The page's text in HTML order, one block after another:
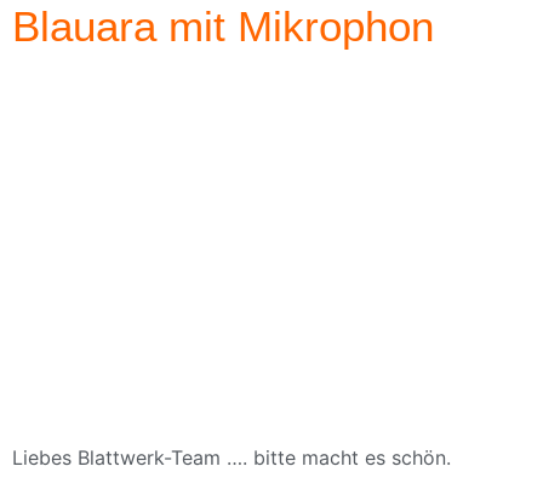
Blauara mit Mikrophon
Liebes Blattwerk-Team …. bitte macht es schön.